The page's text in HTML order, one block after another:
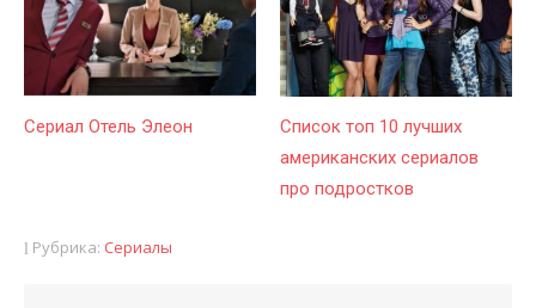
Сериал Отель Элеон
Список топ 10 лучших
американских сериалов
про подростков
Рубрика: Сериалы